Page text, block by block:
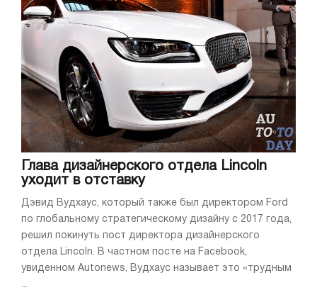
Глава дизайнерского отдела Lincoln
уходит в отставку
Дэвид Вудхаус, который также был директором Ford
по глобальному стратегическому дизайну с 2017 года,
решил покинуть пост директора дизайнерского
отдела Lincoln. В частном посте на Facebook,
увиденном Autonews, Вудхаус называет это «трудным
...